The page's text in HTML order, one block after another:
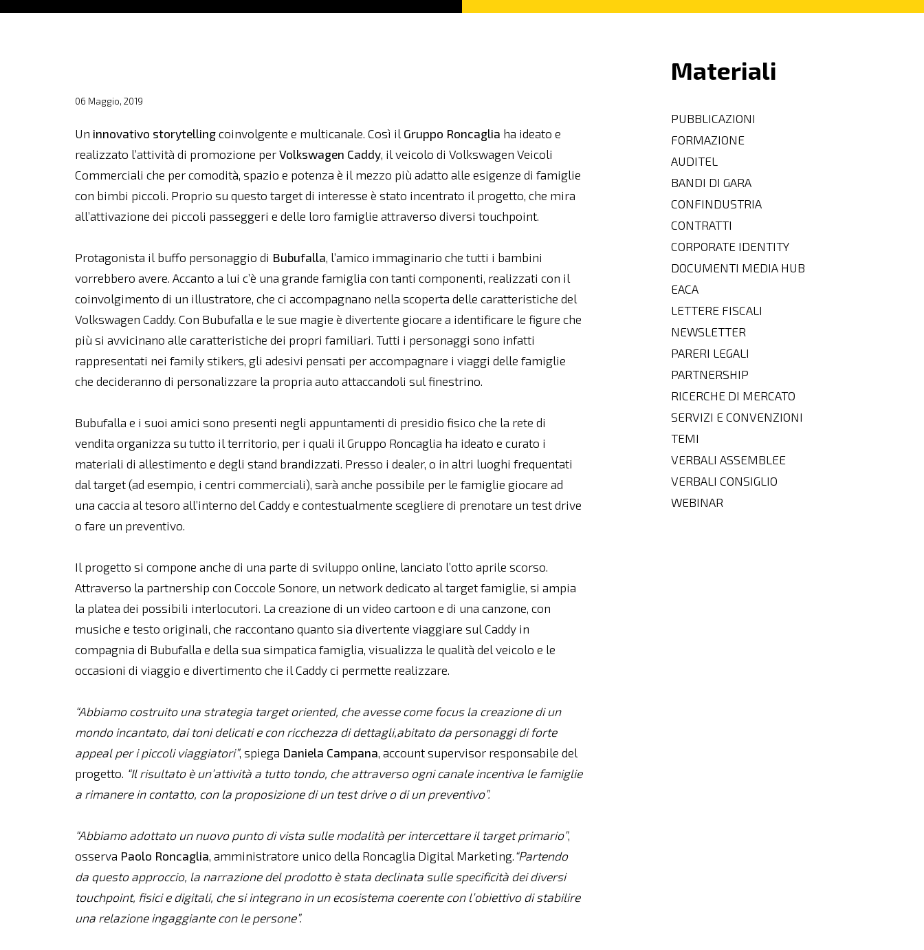
06 Maggio, 2019
Un innovativo storytellingcoinvolgente e multicanale. Così il Gruppo Roncaglia ha ideato e
realizzato l’attività di promozione perVolkswagen Caddy, il veicolo di Volkswagen Veicoli
Commerciali che per comodità, spazio e potenza è il mezzo più adatto alle esigenze di famiglie
con bimbi piccoli. Proprio su questo target di interesse è stato incentrato il progetto, che mira
all’attivazione dei piccoli passeggeri e delle loro famiglie attraverso diversi touchpoint.
Protagonista il buffo personaggio di Bubufalla, l’amico immaginario che tutti i bambini
vorrebbero avere. Accanto a lui c’è una grande famiglia con tanti componenti, realizzati con il
coinvolgimento di un illustratore, che ci accompagnano nella scoperta delle caratteristiche del
Volkswagen Caddy. Con Bubufalla e le sue magie è divertente giocare a identificare le figure che
più si avvicinano alle caratteristiche dei propri familiari. Tutti i personaggi sono infatti
rappresentati nei family stikers, gli adesivi pensati per accompagnare i viaggi delle famiglie
che decideranno di personalizzare la propria auto attaccandoli sul finestrino.
Bubufalla e i suoi amici sono presenti negli appuntamenti di presidio fisico che la rete di
vendita organizza su tutto il territorio, per i quali il Gruppo Roncaglia ha ideato e curato i
materiali di allestimento e degli stand brandizzati. Presso i dealer, o in altri luoghi frequentati
dal target (ad esempio, i centri commerciali), sarà anche possibile per le famiglie giocare ad
una caccia al tesoro all’interno del Caddy e contestualmente scegliere di prenotare un test drive
o fare un preventivo.
Il progetto si compone anche di una parte di sviluppo online, lanciato l’otto aprile scorso.
Attraverso la partnership con Coccole Sonore, un network dedicato al target famiglie, si ampia
la platea dei possibili interlocutori. La creazione di un video cartoon e di una canzone, con
musiche e testo originali, che raccontano quanto sia divertente viaggiare sul Caddy in
compagnia di Bubufalla e della sua simpatica famiglia, visualizza le qualità del veicolo e le
occasioni di viaggio e divertimento che il Caddy ci permette realizzare.
“Abbiamo costruito una strategia target oriented, che avesse come focus la creazione di un
mondo incantato, dai toni delicati e con ricchezza di dettagli,abitato da personaggi di forte
appeal per i piccoli viaggiatori”, spiega Daniela Campana, account supervisor responsabile del
progetto. “Il risultato è un’attività a tutto tondo, che attraverso ogni canale incentiva le famiglie
a rimanere in contatto, con la proposizione di un test drive o di un preventivo”.
“Abbiamo adottato un nuovo punto di vista sulle modalità per intercettare il target primario”,
osserva Paolo Roncaglia, amministratore unico della Roncaglia Digital Marketing.“Partendo
da questo approccio, la narrazione del prodotto è stata declinata sulle specificità dei diversi
touchpoint, fisici e digitali, che si integrano in un ecosistema coerente con l’obiettivo di stabilire
una relazione ingaggiante con le persone”.
Materiali
PUBBLICAZIONI
FORMAZIONE
AUDITEL
BANDI DI GARA
CONFINDUSTRIA
CONTRATTI
CORPORATE IDENTITY
DOCUMENTI MEDIA HUB
EACA
LETTERE FISCALI
NEWSLETTER
PARERI LEGALI
PARTNERSHIP
RICERCHE DI MERCATO
SERVIZI E CONVENZIONI
TEMI
VERBALI ASSEMBLEE
VERBALI CONSIGLIO
WEBINAR